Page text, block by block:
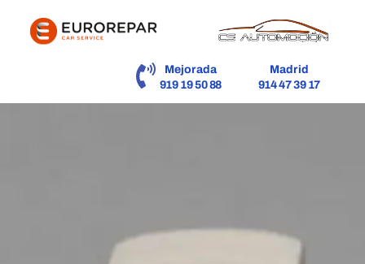
Mejorada
919 19 50 88
Madrid
914 47 39 17